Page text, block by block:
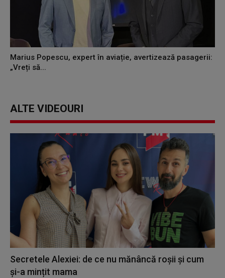
Marius Popescu, expert în aviație, avertizează pasagerii:
„Vreți să...
ALTE VIDEOURI
Secretele Alexiei: de ce nu mănâncă roșii și cum
și-a mințit mama